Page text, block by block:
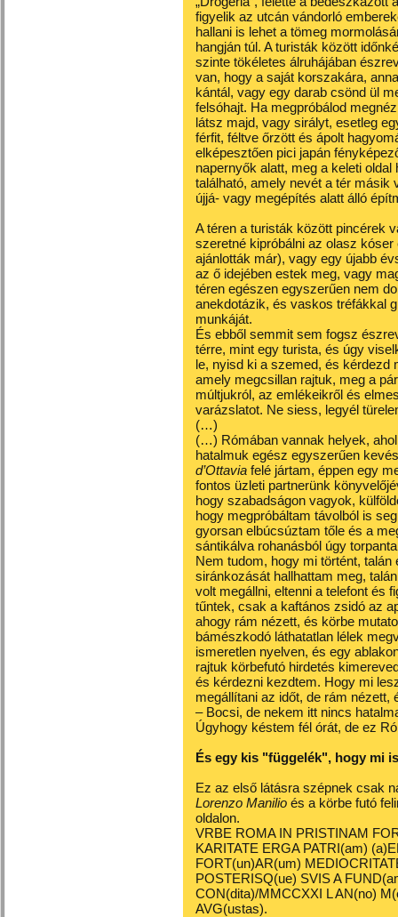
figyelik az utcán vándorló
hallani is lehet a tömeg
hangján túl. A turisták között
szinte tökéletes álruhájában
van, hogy a saját korszakára,
kántál, vagy egy darab csönd ül
felsóhajt. Ha megpróbálod
látsz majd, vagy sirályt, esetleg
férfit, féltve őrzött és ápolt
elképesztően pici japán
napernyők alatt, meg a keleti
található, amely nevét a tér másik
újjá- vagy megépítés alatt álló
A téren a turisták között pincérek
szeretné kipróbálni az olasz
ajánlották már), vagy egy újabb
az ő idejében estek meg, vagy
téren egészen egyszerűen nem
anekdotázik, és vaskos tréfákkal
munkáját.
És ebből semmit sem fogsz
térre, mint egy turista, és úgy
le, nyisd ki a szemed, és kérdezd
amely megcsillan rajtuk, meg a
múltjukról, az emlékeikről és
varázslatot. Ne siess, legyél
(…)
(…) Rómában vannak helyek,
hatalmuk egész egyszerűen
d’Ottavia felé jártam, éppen egy
fontos üzleti partnerünk
hogy szabadságon vagyok,
hogy megpróbáltam távolból is
gyorsan elbúcsúztam tőle és a
sántikálva rohanásból úgy
Nem tudom, hogy mi történt,
siránkozását hallhattam meg,
volt megállni, eltenni a telefont és
tűntek, csak a kaftános zsidó az
ahogy rám nézett, és körbe
bámészkodó láthatatlan lélek
ismeretlen nyelven, és egy
rajtuk körbefutó hirdetés
és kérdezni kezdtem. Hogy mi
megállítani az időt, de rám nézett,
– Bocsi, de nekem itt nincs
Úgyhogy késtem fél órát, de ez
És egy kis "függelék", hogy mi
Ez az első látásra szépnek csak
Lorenzo Manilio és a körbe futó
oldalon.
VRBE ROMA IN PRISTINAM
KARITATE ERGA PATRI(am)
FORT(un)AR(um)
POSTERISQ(ue) SVIS A
CON(dita)/MMCCXXI L AN(no)
AVG(ustas).